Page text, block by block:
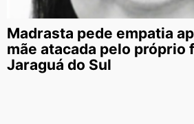
Madrasta pede empatia
mãe atacada pelo próprio
Jaraguá do Sul